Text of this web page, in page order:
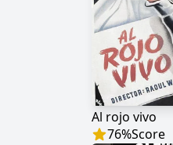
Al rojo vivo
76%Score